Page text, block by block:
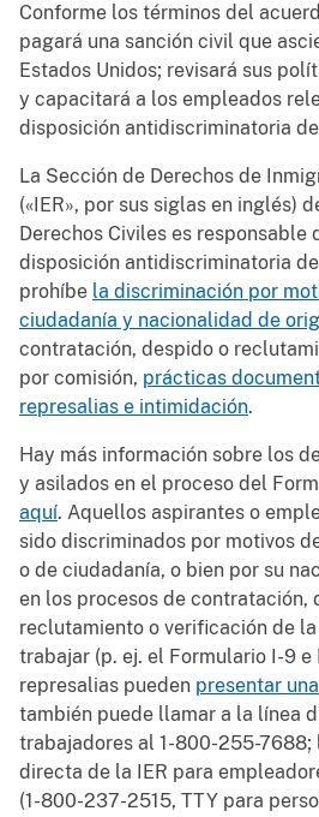
Conforme los términos del
pagará una sanción civil que
Estados Unidos; revisará sus
y capacitará a los empleados
disposición antidiscriminatoria
La Sección de Derechos de
(«IER», por sus siglas en inglés)
Derechos Civiles es responsable
disposición antidiscriminatoria
prohíbe la discriminación por
ciudadanía y nacionalidad de
contratación, despido o
por comisión, prácticas
represalias e intimidación.
Hay más información sobre los
y asilados en el proceso del
aquí. Aquellos aspirantes o
sido discriminados por motivos
o de ciudadanía, o bien por su
en los procesos de contratación,
reclutamiento o verificación de
trabajar (p. ej. el Formulario I-9 e
represalias pueden presentar
también puede llamar a la línea
trabajadores al 1-800-255-7688;
directa de la IER para
(1-800-237-2515, TTY para